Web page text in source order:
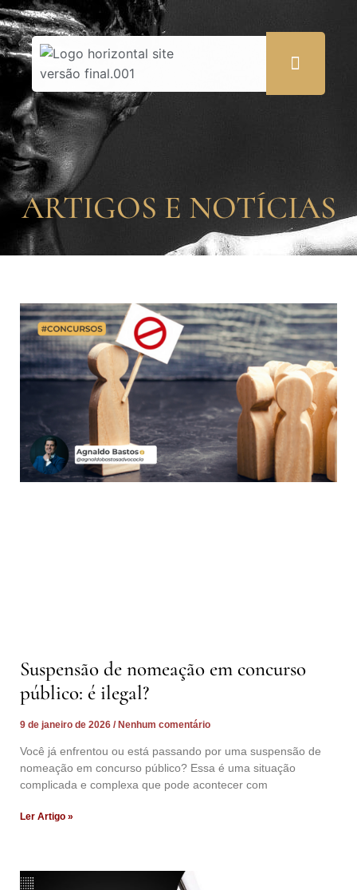
ARTIGOS E NOTÍCIAS
Suspensão de nomeação em concurso
público: é ilegal?
9 de janeiro de 2026 Nenhum comentário
Você já enfrentou ou está passando por uma suspensão de
nomeação em concurso público? Essa é uma situação
complicada e complexa que pode acontecer com
Ler Artigo »